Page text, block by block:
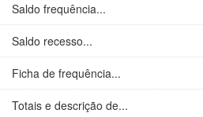
Saldo frequência...
Saldo recesso...
Ficha de frequência...
Totais e descrição de...